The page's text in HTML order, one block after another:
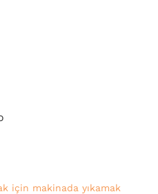
için makinada yıkamak